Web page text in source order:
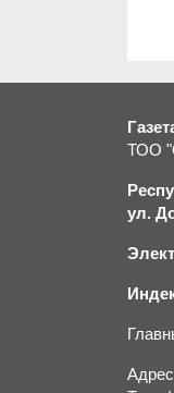
ТОО
ул.